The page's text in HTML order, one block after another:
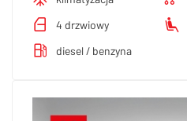
4 drzwiowy
diesel / benzyna